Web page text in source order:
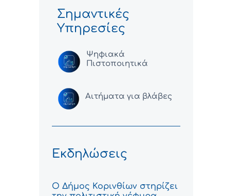
Σημαντικές
Υπηρεσίες
Ψηφιακά
Πιστοποιητικά
Αιτήματα για βλάβες
Εκδηλώσεις
Ο Δήμος Κορινθίων στηρίζει